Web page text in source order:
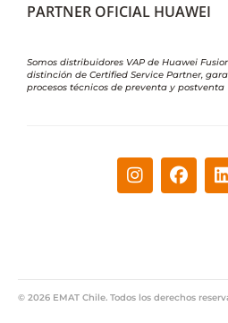
PARTNER OFICIAL HUAWEI
Somos distribuidores VAP de Huawei
distinción de Certified Service Partner,
procesos técnicos de preventa y postventa
© 2026 EMAT Chile. Todos los derechos